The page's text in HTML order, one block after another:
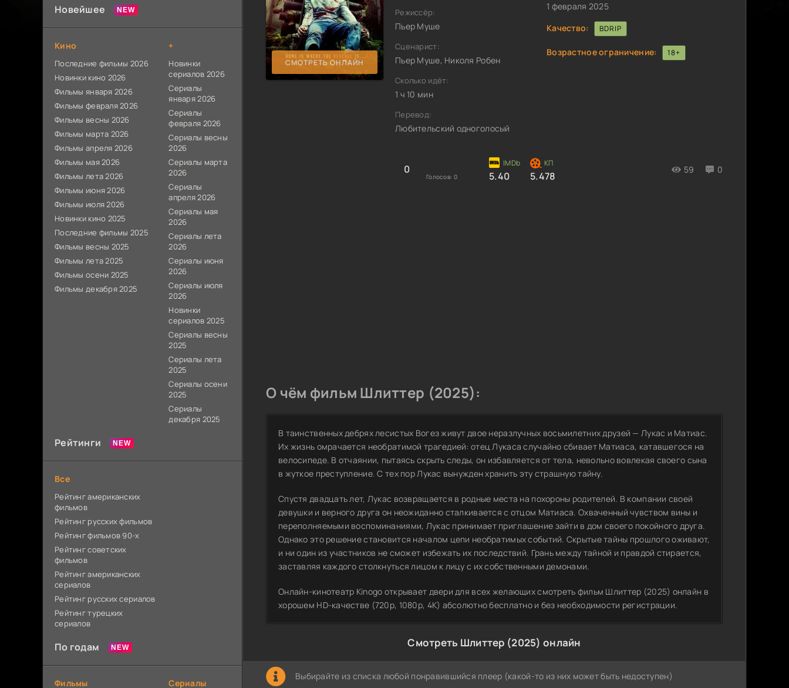
СМОТРЕТЬ ОНЛАЙН
Режиссёр:
Пьер Муше
Сценарист:
Пьер Муше, Николя Робен
Сколько идёт:
1 ч 10 мин
Перевод:
Любительский одноголосый
0
Голосов: 0 5.40 5.478
59 0
1 февраля 2025
Качество:
BDRIP
Возрастное ограничение: 18+
О чём фильм Шлиттер (2025):
В таинственных дебрях лесистых Вогез живут двое неразлучных восьмилетних друзей — Лукас и Матиас.
Их жизнь омрачается необратимой трагедией: отец Лукаса случайно сбивает Матиаса, катавшегося на
велосипеде. В отчаянии, пытаясь скрыть следы, он избавляется от тела, невольно вовлекая своего сына
в жуткое преступление. С тех пор Лукас вынужден хранить эту страшную тайну.
Спустя двадцать лет, Лукас возвращается в родные места на похороны родителей. В компании своей
девушки и верного друга он неожиданно сталкивается с отцом Матиаса. Охваченный чувством вины и
переполняемыми воспоминаниями, Лукас принимает приглашение зайти в дом своего покойного друга.
Однако это решение становится началом цепи необратимых событий. Скрытые тайны прошлого оживают,
и ни один из участников не сможет избежать их последствий. Грань между тайной и правдой стирается,
заставляя каждого столкнуться лицом к лицу с их собственными демонами.
Онлайн-кинотеатр Kinogo открывает двери для всех желающих смотреть фильм Шлиттер (2025) онлайн в
хорошем HD-качестве (720p, 1080p, 4K) абсолютно бесплатно и без необходимости регистрации.
Смотреть Шлиттер (2025) онлайн
Выбирайте из списка любой понравившийся плеер (какой-то из них может быть недоступен)
Новейшее
Кино
Последние фильмы 2026
Новинки кино 2026
Фильмы января 2026
Фильмы февраля 2026
Фильмы весны 2026
Фильмы марта 2026
Фильмы апреля 2026
Фильмы мая 2026
Фильмы лета 2026
Фильмы июня 2026
Фильмы июля 2026
Новинки кино 2025
Последние фильмы 2025
Фильмы весны 2025
Фильмы лета 2025
Фильмы осени 2025
Фильмы декабря 2025
+
Новинки
сериалов 2026
Сериалы
января 2026
Сериалы
февраля 2026
Сериалы весны
2026
Сериалы марта
2026
Сериалы
апреля 2026
Сериалы мая
2026
Сериалы лета
2026
Сериалы июня
2026
Сериалы июля
2026
Новинки
сериалов 2025
Сериалы весны
2025
Сериалы лета
2025
Сериалы осени
2025
Сериалы
декабря 2025
Рейтинги
Все
Рейтинг американских
фильмов
Рейтинг русских фильмов
Рейтинг фильмов 90-х
Рейтинг советских
фильмов
Рейтинг американских
сериалов
Рейтинг русских сериалов
Рейтинг турецких
сериалов
По годам
Фильмы Сериалы